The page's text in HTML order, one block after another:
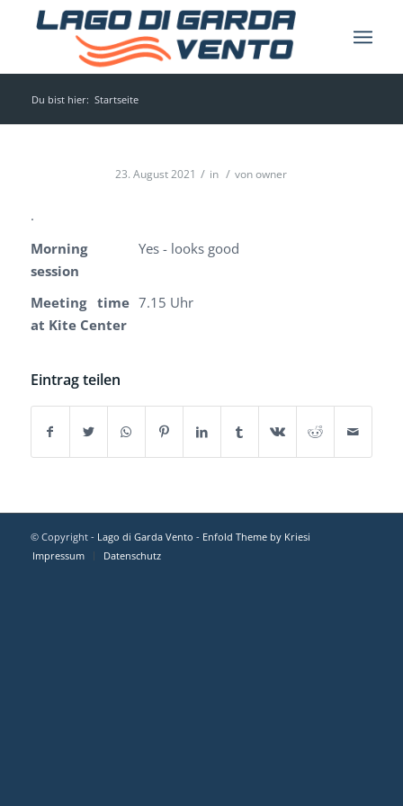
Du bist hier: Startseite
23. August 2021 / in / vonowner
.
Morning
session
Yes - looks good
Meeting time
at Kite Center
7.15 Uhr
Eintrag teilen
© Copyright - Lago di Garda Vento - Enfold Theme by Kriesi
Impressum
Datenschutz